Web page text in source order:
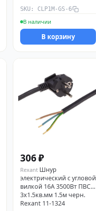
SKU: CLP1M-GS-6
В наличии
В корзину
306 ₽
Rexant Шнур
электрический с угловой
вилкой 16А 3500Вт ПВС
3х1.5кв.мм 1.5м черн.
Rexant 11-1324